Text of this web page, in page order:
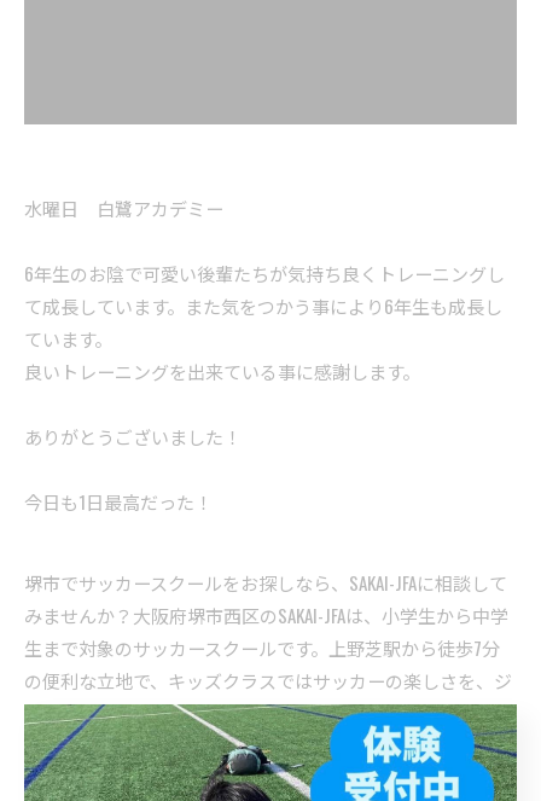
水曜日 白鷺アカデミー
6年生のお陰で可愛い後輩たちが気持ち良くトレーニングし
て成長しています。また気をつかう事により6年生も成長し
ています。
良いトレーニングを出来ている事に感謝します。
ありがとうございました！
今日も1日最高だった！
堺市でサッカースクールをお探しなら、SAKAI-JFAに相談して
みませんか？大阪府堺市西区のSAKAI-JFAは、小学生から中学
生まで対象のサッカースクールです。上野芝駅から徒歩7分
の便利な立地で、キッズクラスではサッカーの楽しさを、ジ
ュニアクラスでは本格的な技術指導を行っています。堺市、
堺市西区で子どもたちの健やかな成長を応援するサッカース
クールです。